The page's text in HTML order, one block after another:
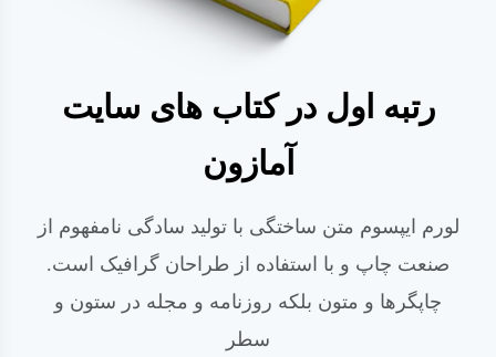
رتبه اول در کتاب های سایت
آمازون
لورم ایپسوم متن ساختگی با تولید سادگی نامفهوم از
صنعت چاپ و با استفاده از طراحان گرافیک است.
چاپگرها و متون بلکه روزنامه و مجله در ستون و
سطر